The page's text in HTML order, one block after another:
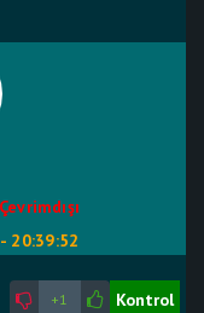
Çevrimdışı
20:39:52
+1 Kontrol